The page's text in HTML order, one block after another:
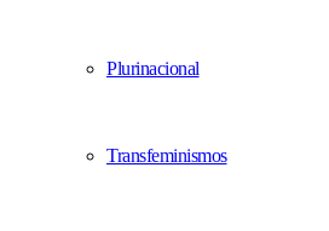
Plurinacional
Transfeminismos